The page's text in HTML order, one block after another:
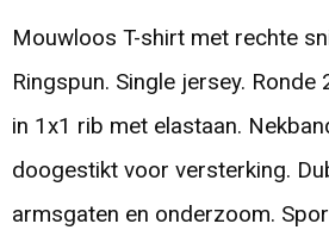
Mouwloos T-shirt met rechte
Ringspun. Single jersey. Ronde
in 1x1 rib met elastaan.
doogestikt voor versterking.
armsgaten en onderzoom.